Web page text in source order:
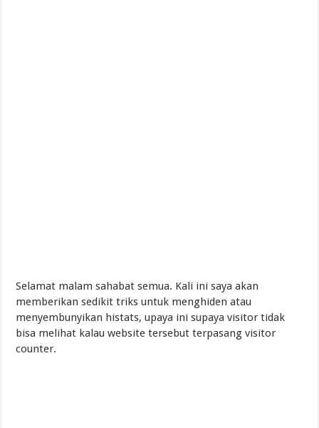
Selamat malam sahabat semua. Kali ini saya akan
memberikan sedikit triks untuk menghiden atau
menyembunyikan histats, upaya ini supaya visitor tidak
bisa melihat kalau website tersebut terpasang visitor
counter.